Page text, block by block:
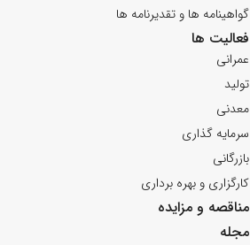
گواهینامه ها و تقدیرنامه ها
فعالیت ها
عمرانی
تولید
معدنی
سرمایه گذاری
بازرگانی
کارگزاری و بهره برداری
مناقصه و مزایده
مجله